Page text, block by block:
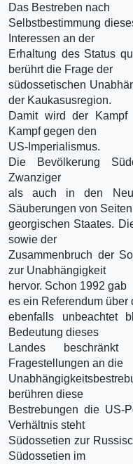
Das Bestreben nach
Selbstbestimmung
Interessen an der
Erhaltung des Status
berührt die Frage der
südossetischen
der Kaukasusregion.
Damit wird der Kampf
Kampf gegen den
US-Imperialismus.
Die Bevölkerung
Zwanziger
als auch in den
Säuberungen von
georgischen Staates.
sowie der
Zusammenbruch der
zur Unabhängigkeit
hervor. Schon 1992 gab
es ein Referendum
ebenfalls unbeachtet
Bedeutung dieses
Landes
Fragestellungen an die
Unabhängigkeitsbestr
berühren diese
Bestrebungen die US-
Verhältnis steht
Südossetien zur
Südossetien im